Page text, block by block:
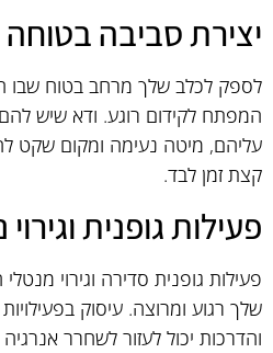
יצירת סביבה בטוחה
לספק לכלב שלך מרחב בטוח שבו
המפתח לקידום רוגע. ודא שיש
עליהם, מיטה נעימה ומקום שקט
קצת זמן לבד.
פעילות גופנית
פעילות גופנית סדירה וגירוי
שלך רגוע ומרוצה. עיסוק
והדרכות יכול לעזור לשחרר